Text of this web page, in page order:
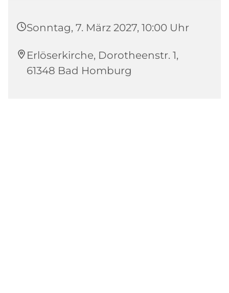
Sonntag, 7. März 2027, 10:00 Uhr
Erlöserkirche, Dorotheenstr. 1,
61348 Bad Homburg